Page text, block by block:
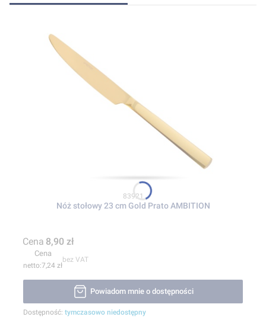
Kod produktu
83921
Nóż stołowy 23 cm Gold Prato AMBITION
Cena 8,90 zł
Cena
7,24 zł
bez VAT
Powiadom mnie o dostępności
Dostępność: tymczasowo niedostępny